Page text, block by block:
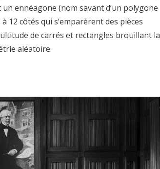
ennéagone (nom savant d’un polygone
12 côtés qui s’emparèrent des pièces
de carrés et rectangles brouillant la
aléatoire.